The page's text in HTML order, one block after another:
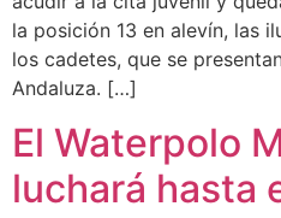
la posición 13 en alevín, las
los cadetes, que se
Andaluza. […]
El Waterpolo
luchará hasta